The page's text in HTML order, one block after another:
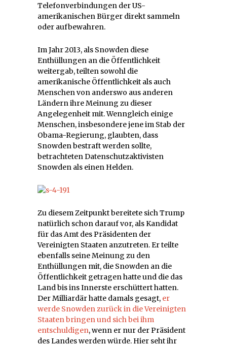
Telefonverbindungen der US-
amerikanischen Bürger direkt sammeln
oder aufbewahren.
Im Jahr 2013, als Snowden diese
Enthüllungen an die Öffentlichkeit
weitergab, teilten sowohl die
amerikanische Öffentlichkeit als auch
Menschen von anderswo aus anderen
Ländern ihre Meinung zu dieser
Angelegenheit mit. Wenngleich einige
Menschen, insbesondere jene im Stab der
Obama-Regierung, glaubten, dass
Snowden bestraft werden sollte,
betrachteten Datenschutzaktivisten
Snowden als einen Helden.
Zu diesem Zeitpunkt bereitete sich Trump
natürlich schon darauf vor, als Kandidat
für das Amt des Präsidenten der
Vereinigten Staaten anzutreten. Er teilte
ebenfalls seine Meinung zu den
Enthüllungen mit, die Snowden an die
Öffentlichkeit getragen hatte und die das
Land bis ins Innerste erschüttert hatten.
Der Milliardär hatte damals gesagt, er
werde Snowden zurück in die Vereinigten
Staaten bringen und sich bei ihm
entschuldigen, wenn er nur der Präsident
des Landes werden würde. Hier seht ihr